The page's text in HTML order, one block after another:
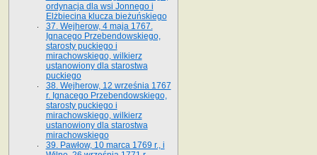
ordynacja dla wsi Jonnego i
Elżbiecina klucza bieżuńskiego
37. Wejherow, 4 maja 1767.
Ignacego Przebendowskiego,
starosty puckiego i
mirachowskiego, wilkierz
ustanowiony dla starostwa
puckiego
38. Wejherow, 12 września 1767
r. Ignacego Przebendowskiego,
starosty puckiego i
mirachowskiego, wilkierz
ustanowiony dla starostwa
mirachowskiego
39. Pawłow, 10 marca 1769 r., i